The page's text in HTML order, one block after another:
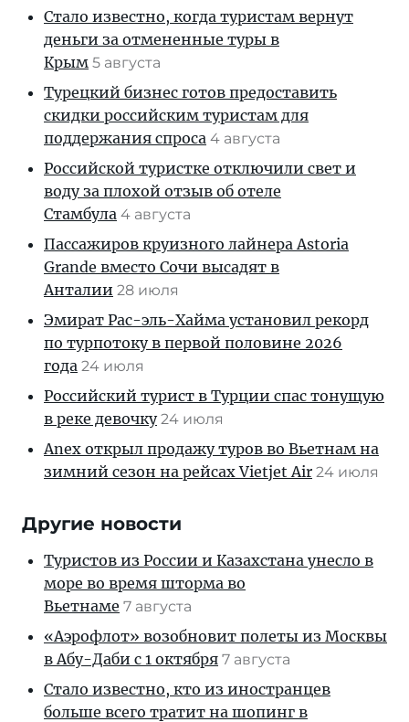
Стало известно, когда туристам вернут
деньги за отмененные туры в
Крым 5 августа
Турецкий бизнес готов предоставить
скидки российским туристам для
поддержания спроса 4 августа
Российской туристке отключили свет и
воду за плохой отзыв об отеле
Стамбула 4 августа
Пассажиров круизного лайнера Astoria
Grande вместо Сочи высадят в
Анталии 28 июля
Эмират Рас-эль-Хайма установил рекорд
по турпотоку в первой половине 2026
года 24 июля
Российский турист в Турции спас тонущую
в реке девочку 24 июля
Anex открыл продажу туров во Вьетнам на
зимний сезон на рейсах Vietjet Air 24 июля
Другие новости
Туристов из России и Казахстана унесло в
море во время шторма во
Вьетнаме 7 августа
«Аэрофлот» возобновит полеты из Москвы
в Абу-Даби с 1 октября 7 августа
Стало известно, кто из иностранцев
больше всего тратит на шопинг в